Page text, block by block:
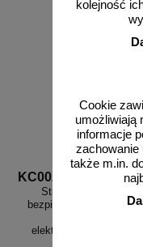
kolejność
Cookie
umożliwiają
informacje
zachowanie
także m.in.
KC002
Strefa bezpieczna -
bezpieczeństwa,
elektromagnetyczne -